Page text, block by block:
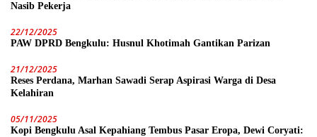
Nasib Pekerja
22/12/2025
PAW DPRD Bengkulu: Husnul Khotimah Gantikan Parizan
21/12/2025
Reses Perdana, Marhan Sawadi Serap Aspirasi Warga di Desa
Kelahiran
05/11/2025
Kopi Bengkulu Asal Kepahiang Tembus Pasar Eropa, Dewi Coryati: